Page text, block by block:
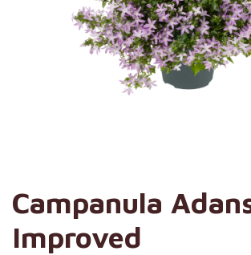
Campanula
Improved